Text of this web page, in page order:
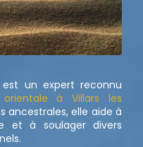
est un expert reconnu
à Villars les
ancestrales, elle aide à
et à soulager divers